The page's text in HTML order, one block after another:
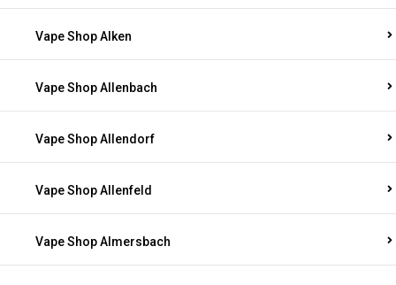
Vape Shop Alken
Vape Shop Allenbach
Vape Shop Allendorf
Vape Shop Allenfeld
Vape Shop Almersbach